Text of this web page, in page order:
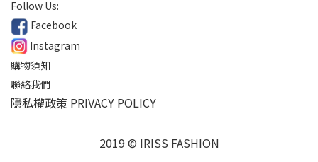
Follow Us:
Facebook
Instagram
購物須知
聯絡我們
隱私權政策 PRIVACY POLICY
2019 © IRISS FASHION